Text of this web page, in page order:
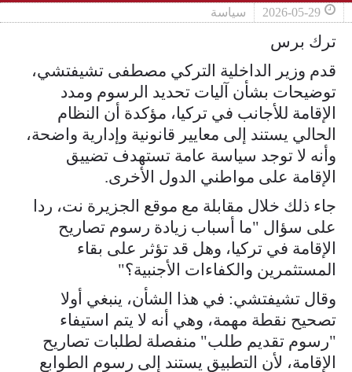
2026-05-29 سياسة
ترك برس
قدم وزير الداخلية التركي مصطفى تشيفتشي،
توضيحات بشأن آليات تحديد الرسوم ومدد
الإقامة للأجانب في تركيا، مؤكدة أن النظام
الحالي يستند إلى معايير قانونية وإدارية واضحة،
وأنه لا توجد سياسة عامة تستهدف تضييق
الإقامة على مواطني الدول الأخرى.
جاء ذلك خلال مقابلة مع موقع الجزيرة نت، ردا
على سؤال "ما أسباب زيادة رسوم تصاريح
الإقامة في تركيا، وهل قد تؤثر على بقاء
المستثمرين والكفاءات الأجنبية؟"
وقال تشيفتشي: في هذا الشأن، ينبغي أولا
تصحيح نقطة مهمة، وهي أنه لا يتم استيفاء
"رسوم تقديم طلب" منفصلة لطلبات تصاريح
الإقامة، لأن التطبيق يستند إلى رسوم الطوابع